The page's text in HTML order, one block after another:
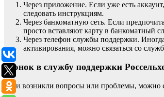
Через приложение. Если уже есть
следовать инструкциям.
Через банкоматную сеть. Если
просто вставляют карту в банкоматный
Через телефон службы поддержки.
активирования, можно связаться со
Звонок в службу поддержки
Если возникли вопросы или проблемы, можно